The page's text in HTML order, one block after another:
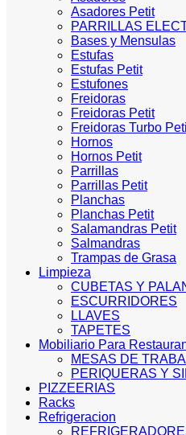
Asadores Petit
PARRILLAS
Bases y Mensulas
Estufas
Estufas Petit
Estufones
Freidoras
Freidoras Petit
Freidoras Turbo
Hornos
Hornos Petit
Parrillas
Parrillas Petit
Planchas
Planchas Petit
Salamandras Petit
Salmandras
Trampas de Grasa
Limpieza
CUBETAS Y
ESCURRIDORES
LLAVES
TAPETES
Mobiliario Para
MESAS DE
PERIQUERAS Y
PIZZEERIAS
Racks
Refrigeracion